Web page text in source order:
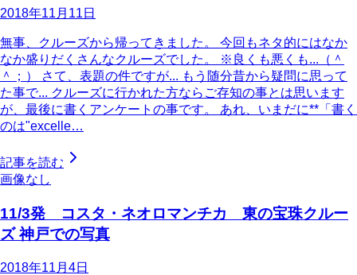
2018年11月11日
無事、クルーズから帰ってきました。 今回もネタ的にはなか
なか盛りだくさんなクルーズでした。 ※良くも悪くも...（＾
＾；） さて、表題の件ですが... もう随分昔から疑問に思って
た事で... クルーズに行かれた方ならご存知の事とは思います
が、最後に書くアンケートの事です。 あれ、いまだに**「書く
のは"excelle…
記事を読む
画像なし
11/3発 コスタ・ネオロマンチカ 東の宝珠クルー
ズ 神戸での写真
2018年11月4日